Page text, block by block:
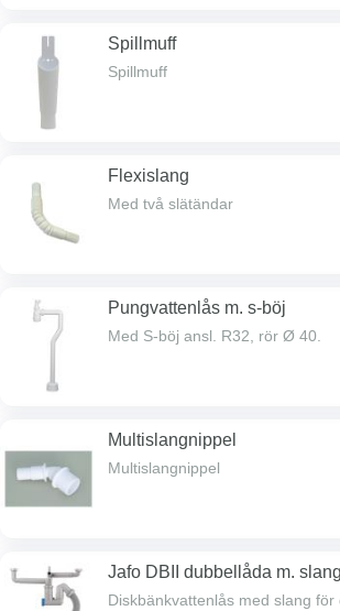
Spillmuff
Spillmuff
Flexislang
Med två slätändar
Pungvattenlås m. s-böj
Med S-böj ansl. R32, rör Ø 40.
Multislangnippel
Multislangnippel
Jafo DBII dubbellåda m. slang
Diskbänkvattenlås med slang för